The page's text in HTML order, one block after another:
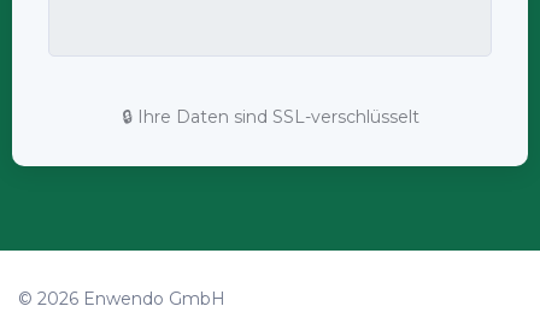
🔒 Ihre Daten sind SSL-verschlüsselt
© 2026 Enwendo GmbH